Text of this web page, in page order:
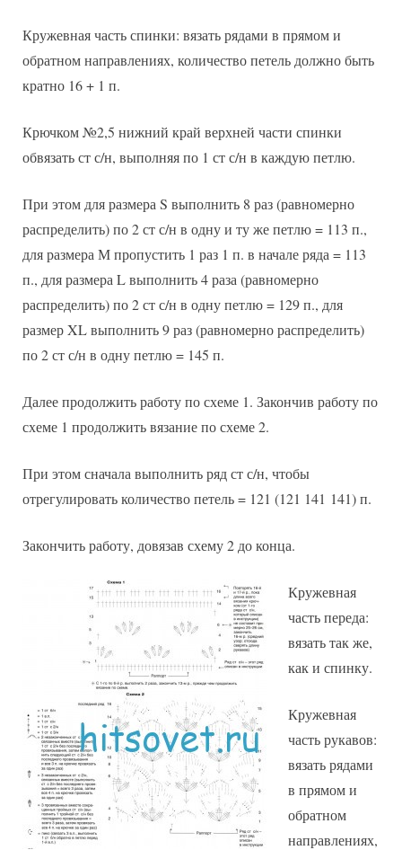
Кружевная часть спинки: вязать рядами в прямом и
обратном направлениях, количество петель должно быть
кратно 16 + 1 п.
Крючком №2,5 нижний край верхней части спинки
обвязать ст с/н, выполняя по 1 ст с/н в каждую петлю.
При этом для размера S выполнить 8 раз (равномерно
распределить) по 2 ст с/н в одну и ту же петлю = 113 п.,
для размера М пропустить 1 раз 1 п. в начале ряда = 113
п., для размера L выполнить 4 раза (равномерно
распределить) по 2 ст с/н в одну петлю = 129 п., для
размер XL выполнить 9 раз (равномерно распределить)
по 2 ст с/н в одну петлю = 145 п.
Далее продолжить работу по схеме 1. Закончив работу по
схеме 1 продолжить вязание по схеме 2.
При этом сначала выполнить ряд ст с/н, чтобы
отрегулировать количество петель = 121 (121 141 141) п.
Закончить работу, довязав схему 2 до конца.
Кружевная
часть переда:
вязать так же,
как и спинку.
Кружевная
часть рукавов:
вязать рядами
в прямом и
обратном
направлениях,